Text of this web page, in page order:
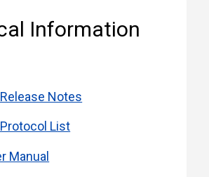
Information
Notes
List
Manual